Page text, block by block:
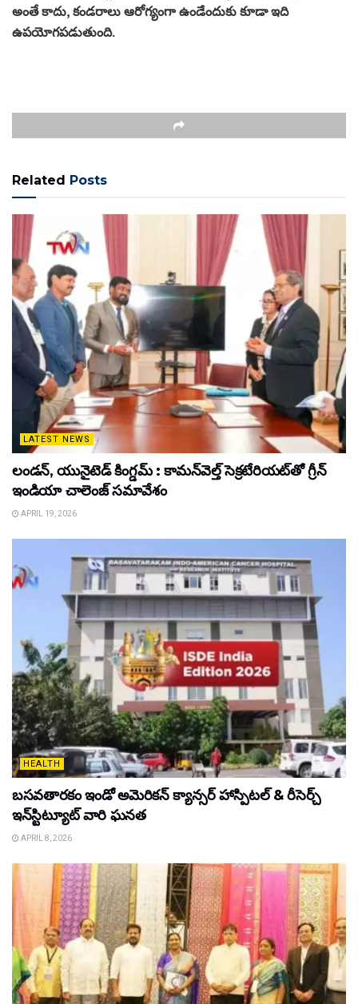
అంతే కాదు, కండరాలు ఆరోగ్యంగా ఉండేందుకు కూడా ఇది
ఉపయోగపడుతుంది.
Related Posts
LATEST NEWS
లండన్, యునైటెడ్ కింగ్డమ్ : కామన్‌వెల్త్ సెక్రటేరియట్‌తో గ్రీన్
ఇండియా చాలెంజ్ సమావేశం
APRIL 19, 2026
HEALTH
బసవతారకం ఇండో అమెరికన్ క్యాన్సర్ హాస్పిటల్ & రీసెర్చ్
ఇన్‌స్టిట్యూట్ వారి ఘనత
APRIL 8, 2026